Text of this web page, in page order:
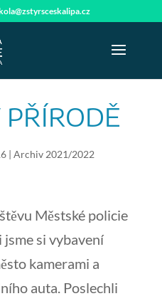
| Archiv 2021/2022
Městské policie
jsme si vybavení
kamerami a
auta. Poslechli